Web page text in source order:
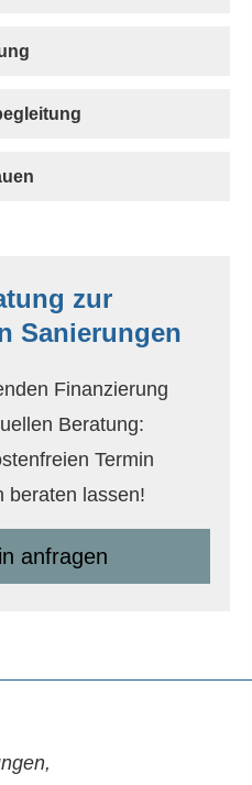
zur
Sanierungen
Finanzierung
Beratung:
Termin
beraten lassen!
anfragen